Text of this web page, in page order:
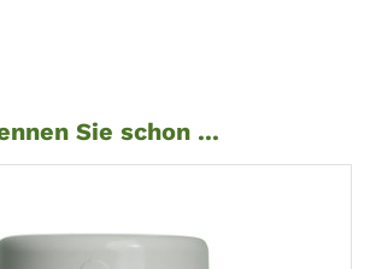
Sie schon ...